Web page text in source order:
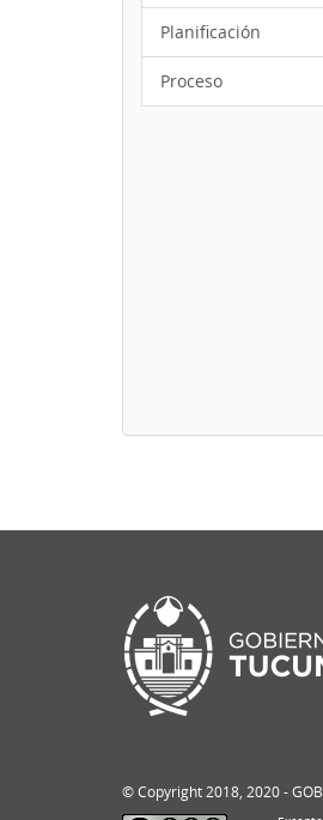
Planificación
Proceso
© Copyright 2018, 2020 -